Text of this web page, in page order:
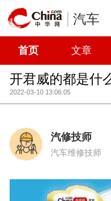
汽车
首页 文章
开君威的都是什
2022-03-10 13:06:05
汽修技师
汽车维修技师